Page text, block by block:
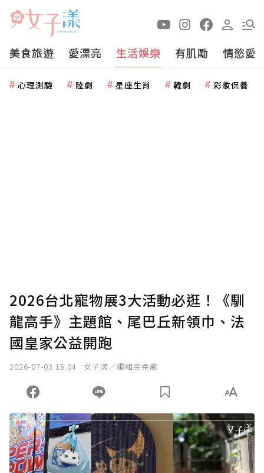
美食旅遊 愛漂亮 生活娛樂 有肌勵 情慾愛
心理測驗 陸劇 星座生肖 韓劇 彩妝保養
2026台北寵物展3大活動必逛！《馴
龍高手》主題館、尾巴丘新領巾、法
國皇家公益開跑
2026-07-03 15:04 女子漾／編輯金柔葳